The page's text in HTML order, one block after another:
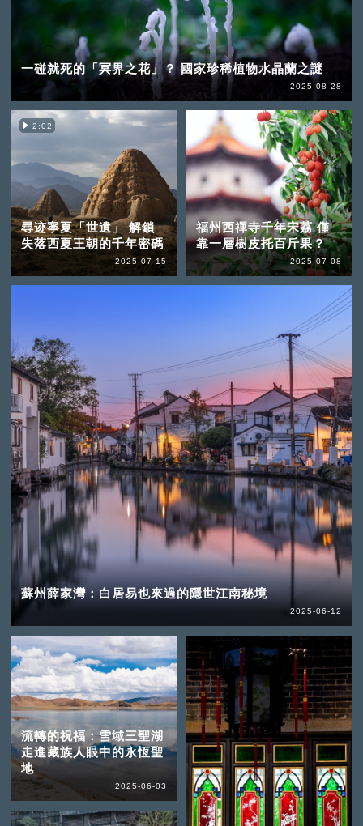
一碰就死的「冥界之花」？ 國家珍稀植物水晶蘭之謎
2025-08-28
2:02
尋迹寧夏「世遺」 解鎖
失落西夏王朝的千年密碼
2025-07-15
福州西禪寺千年宋荔 僅
靠一層樹皮托百斤果？
2025-07-08
蘇州薛家灣：白居易也來過的隱世江南秘境
2025-06-12
流轉的祝福：雪域三聖湖
走進藏族人眼中的永恆聖
地
2025-06-03